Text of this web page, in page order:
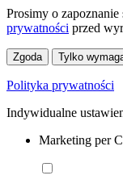
Prosimy o
prywatności przed
Zgoda Tylko
Polityka prywatności
Indywidualne
Marketing per